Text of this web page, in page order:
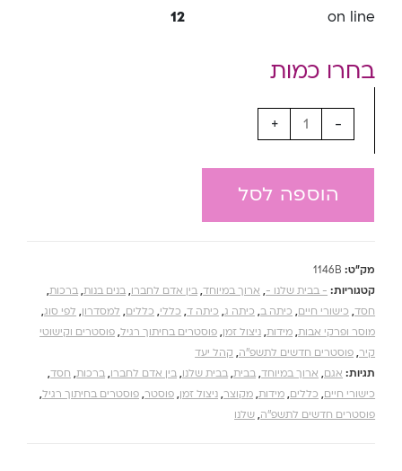
on line
12
-
+
הוספה לסל
מק"ט: 1146B
קטגוריות: - בבית שלנו -, ארוך במיוחד, בין אדם לחברו, בנים בנות, ברכות,
חסד, כישורי חיים, כיתה ב, כיתה ג, כיתה ד, כללי, כללים, למסדרון, לפי סוג,
מוסר ופרקי אבות, מידות, ניצול זמן, פוסטרים בחיתוך רגיל, פוסטרים וקישוטי
קיר, פוסטרים חדשים לתשפ''ה, קהל יעד
תגיות: אגם, ארוך במיוחד, בבית, בבית שלנו, בין אדם לחברו, ברכות, חסד,
כישורי חיים, כללים, מידות, מקוצר, ניצול זמן, פוסטר, פוסטרים בחיתוך רגיל,
פוסטרים חדשים לתשפ''ה, שלנו